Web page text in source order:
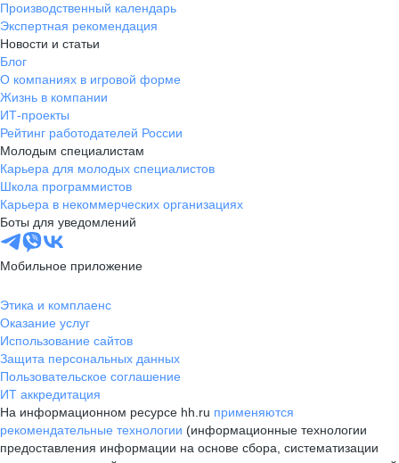
Производственный календарь
Экспертная рекомендация
Новости и статьи
Блог
О компаниях в игровой форме
Жизнь в компании
ИТ-проекты
Рейтинг работодателей России
Молодым специалистам
Карьера для молодых специалистов
Школа программистов
Карьера в некоммерческих организациях
Боты для уведомлений
Мобильное приложение
Этика и комплаенс
Оказание услуг
Использование сайтов
Защита персональных данных
Пользовательское соглашение
ИТ аккредитация
На информационном ресурсе hh.ru применяются
рекомендательные технологии (информационные технологии
предоставления информации на основе сбора, систематизации